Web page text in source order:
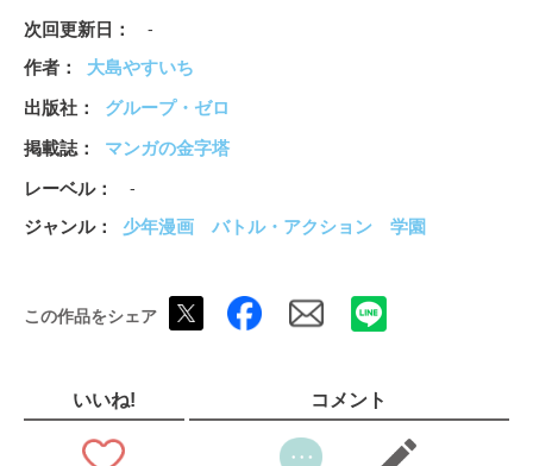
次回更新日 -
作者
大島やすいち
出版社
グループ・ゼロ
掲載誌
マンガの金字塔
レーベル
-
ジャンル 少年漫画 バトル・アクション 学園
この作品をシェア
いいね! コメント